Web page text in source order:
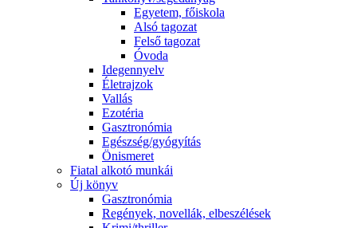
Egyetem, főiskola
Alsó tagozat
Felső tagozat
Óvoda
Idegennyelv
Életrajzok
Vallás
Ezotéria
Gasztronómia
Egészség/gyógyítás
Önismeret
Fiatal alkotó munkái
Új könyv
Gasztronómia
Regények, novellák, elbeszélések